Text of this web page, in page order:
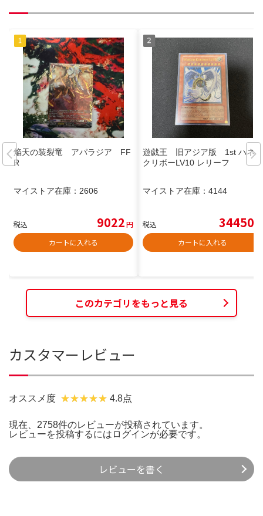
焔天の装裂竜 アパラジア FF
R
マイストア在庫： 2606
税込 9022円
カートに入れる
遊戯王 旧アジア版 1st ハネ
クリボーLV10 レリーフ
マイストア在庫： 4144
税込 34450
カートに入れる
このカテゴリをもっと見る
カスタマーレビュー
オススメ度 4.8点
現在、2758件のレビューが投稿されています。
レビューを投稿するには ログインが必要です。
レビューを書く